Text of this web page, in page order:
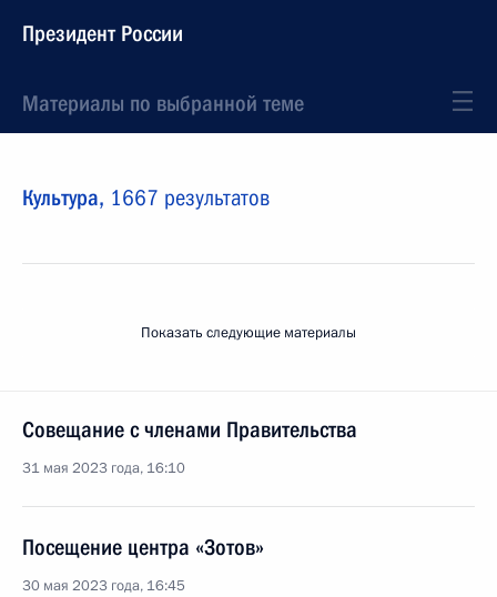
Президент России
Материалы по выбранной теме
Культура, 1667 результатов
Показать следующие материалы
Совещание с членами Правительства
31 мая 2023 года, 16:10
Посещение центра «Зотов»
30 мая 2023 года, 16:45